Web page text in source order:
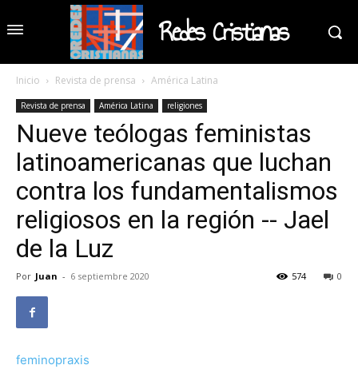
Redes Cristianas
Inicio Revista de prensa América Latina
Revista de prensa América Latina religiones
Nueve teólogas feministas
latinoamericanas que luchan
contra los fundamentalismos
religiosos en la región -- Jael
de la Luz
Por Juan - 6 septiembre 2020 0
574
feminopraxis